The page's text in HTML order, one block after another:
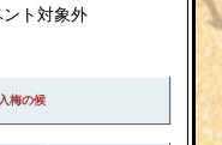
ト対象外
入梅の候